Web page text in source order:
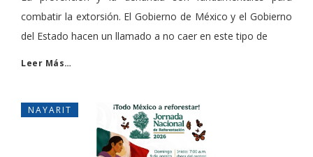
combatir la extorsión. El Gobierno de México y el Gobierno
del Estado hacen un llamado a no caer en este tipo de
Leer Más…
NAYARIT